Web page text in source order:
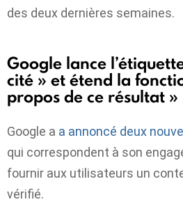
des deux dernières semaines.
Google lance
cité » et étend la
propos de ce résultat »
Google a a annoncé deux
qui correspondent à son
fournir aux utilisateurs un
vérifié.